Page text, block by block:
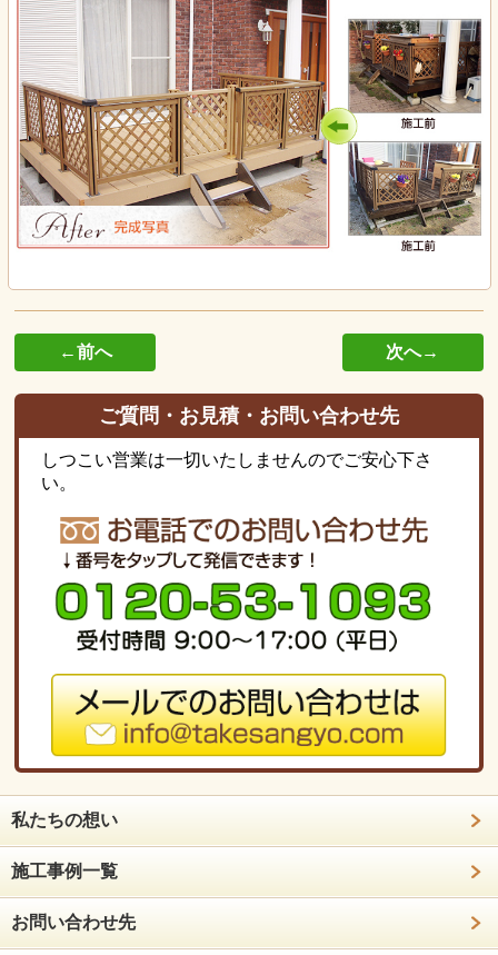
←前へ 次へ→
ご質問・お見積・お問い合わせ先
しつこい営業は一切いたしませんのでご安心下さ
い。
私たちの想い
施工事例一覧
お問い合わせ先